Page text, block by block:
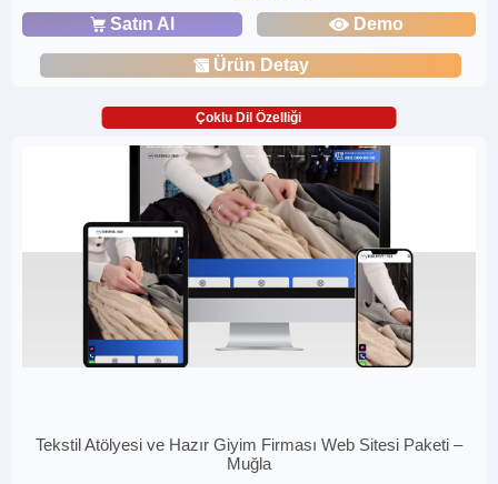
Satın Al Demo
Ürün Detay
Çoklu Dil Özelliği
Tekstil Atölyesi ve Hazır Giyim Firması Web Sitesi Paketi –
Muğla